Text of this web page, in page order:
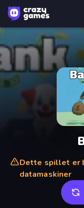
Dette spillet er
datamaskiner